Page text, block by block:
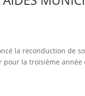
la reconduction de
la troisième année